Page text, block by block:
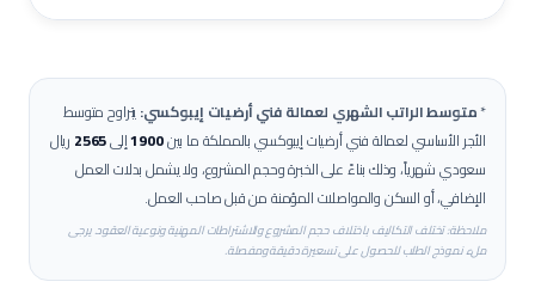
*متوسط الراتب الشهري لعمالةفني أرضيات إيبوكسي:يتراوح متوسط
الأجر الأساسي لعمالةفني أرضيات إيبوكسيبالمملكة ما بين1900إلى2565 ريال
سعودي شهرياً، وذلك بناءً على الخبرة وحجم المشروع، ولا يشمل بدلات العمل
الإضافي، أو السكن والمواصلات المؤمنة من قبل صاحب العمل.
ملاحظة: تختلف التكاليف باختلاف حجم المشروع والاشتراطات المهنية ونوعية العقود. يرجى
ملء نموذج الطلب للحصول على تسعيرة دقيقة ومفصلة.